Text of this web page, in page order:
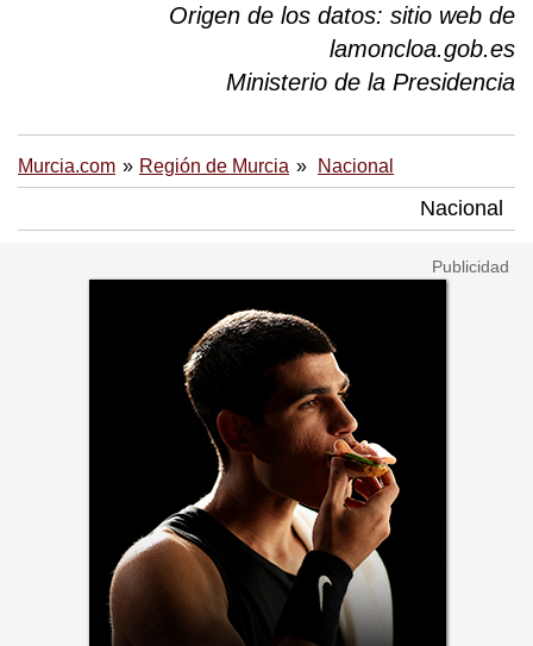
Origen de los datos: sitio web de
lamoncloa.gob.es
Ministerio de la Presidencia
Murcia.com Región de Murcia Nacional
Nacional